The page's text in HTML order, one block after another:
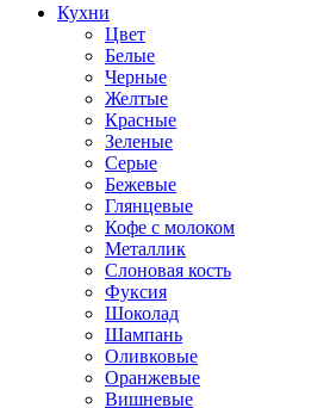
Кухни
Цвет
Белые
Черные
Желтые
Красные
Зеленые
Серые
Бежевые
Глянцевые
Кофе с молоком
Металлик
Слоновая кость
Фуксия
Шоколад
Шампань
Оливковые
Оранжевые
Вишневые